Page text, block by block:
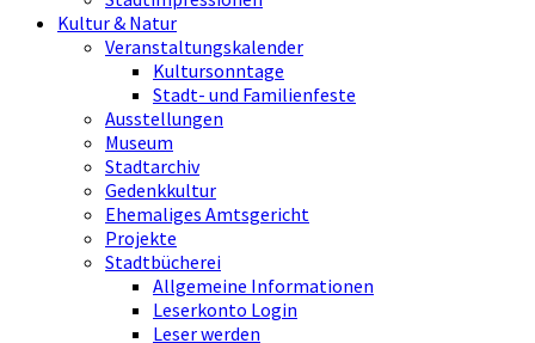
Kultur & Natur
Veranstaltungskalender
Kultursonntage
Stadt- und Familienfeste
Ausstellungen
Museum
Stadtarchiv
Gedenkkultur
Ehemaliges Amtsgericht
Projekte
Stadtbücherei
Allgemeine Informationen
Leserkonto Login
Leser werden